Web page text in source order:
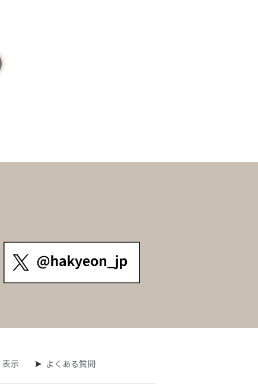
示 よくある質問